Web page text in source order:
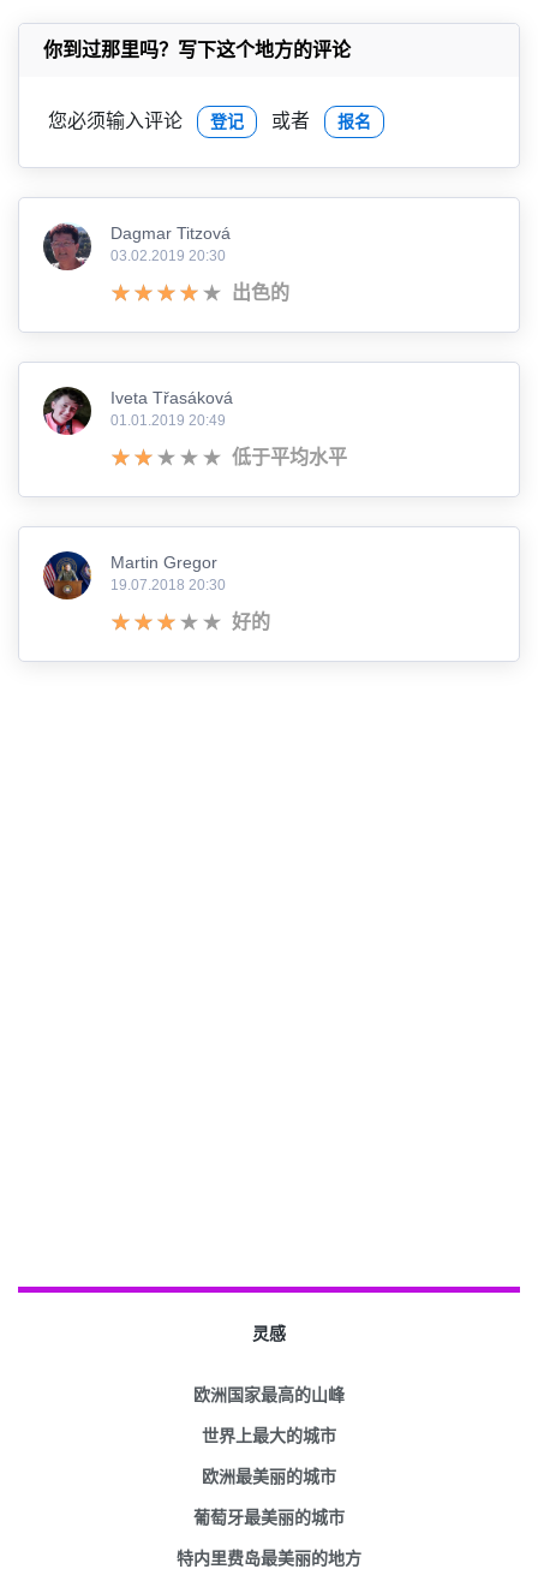
你到过那里吗？写下这个地方的评论
您必须输入评论 登记 或者 报名
Dagmar Titzová
03.02.2019 20:30
出色的
Iveta Třasáková
01.01.2019 20:49
低于平均水平
Martin Gregor
19.07.2018 20:30
好的
灵感
欧洲国家最高的山峰
世界上最大的城市
欧洲最美丽的城市
葡萄牙最美丽的城市
特内里费岛最美丽的地方